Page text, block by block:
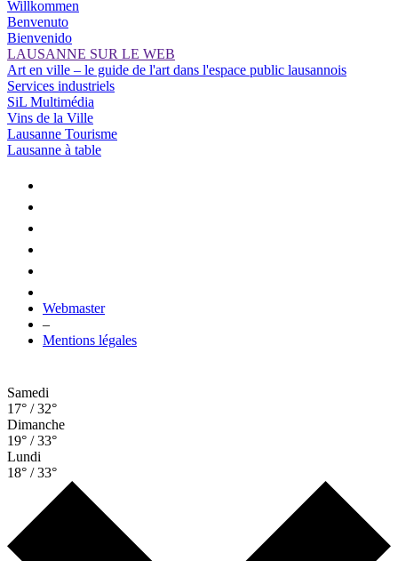
Willkommen
Benvenuto
Bienvenido
LAUSANNE SUR LE WEB
Art en ville – le guide de l'art dans l'espace public lausannois
Services industriels
SiL Multimédia
Vins de la Ville
Lausanne Tourisme
Lausanne à table
Webmaster
–
Mentions légales
Samedi
17° / 32°
Dimanche
19° / 33°
Lundi
18° / 33°